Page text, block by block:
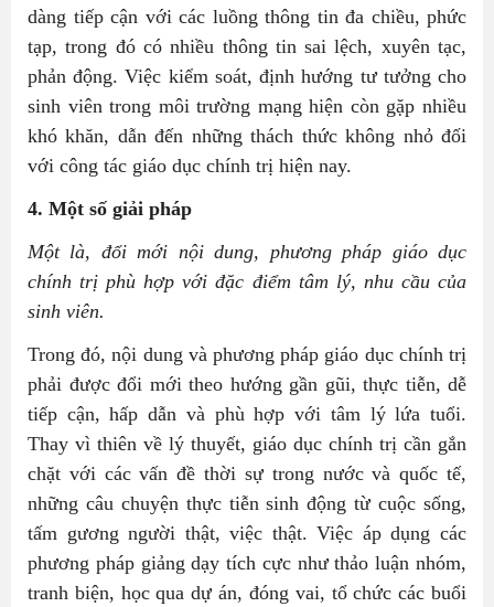
dàng tiếp cận với các luồng thông tin đa chiều, phức
tạp, trong đó có nhiều thông tin sai lệch, xuyên tạc,
phản động. Việc kiểm soát, định hướng tư tưởng cho
sinh viên trong môi trường mạng hiện còn gặp nhiều
khó khăn, dẫn đến những thách thức không nhỏ đối
với công tác giáo dục chính trị hiện nay.
4. Một số giải pháp
Một là, đổi mới nội dung, phương pháp giáo dục
chính trị phù hợp với đặc điểm tâm lý, nhu cầu của
sinh viên.
Trong đó, nội dung và phương pháp giáo dục chính trị
phải được đổi mới theo hướng gần gũi, thực tiễn, dễ
tiếp cận, hấp dẫn và phù hợp với tâm lý lứa tuổi.
Thay vì thiên về lý thuyết, giáo dục chính trị cần gắn
chặt với các vấn đề thời sự trong nước và quốc tế,
những câu chuyện thực tiễn sinh động từ cuộc sống,
tấm gương người thật, việc thật. Việc áp dụng các
phương pháp giảng dạy tích cực như thảo luận nhóm,
tranh biện, học qua dự án, đóng vai, tổ chức các buổi